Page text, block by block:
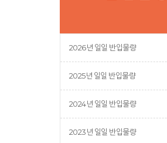
2026년 일일 반입물량
2025년 일일 반입물량
2024년 일일 반입물량
2023년 일일 반입물량